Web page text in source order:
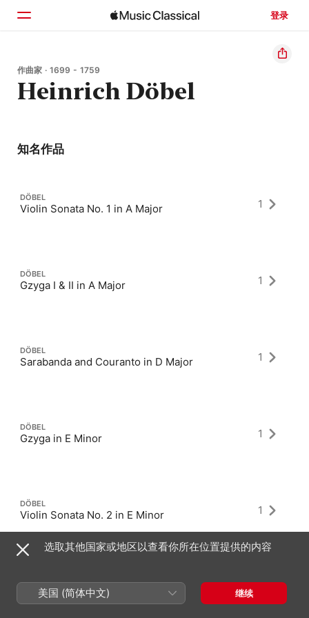
登录
主页
浏览
作曲家 · 1699 - 1759
Heinrich Döbel
知名作品
DÖBEL
Violin Sonata No. 1 in A Major 1
DÖBEL
Gzyga I & II in A Major 1
DÖBEL
Sarabanda and Couranto in D Major 1
DÖBEL
Gzyga in E Minor 1
DÖBEL
Violin Sonata No. 2 in E Minor 1
选取其他国家或地区以查看你所在位置提供的内容
美国 (简体中文) 继续